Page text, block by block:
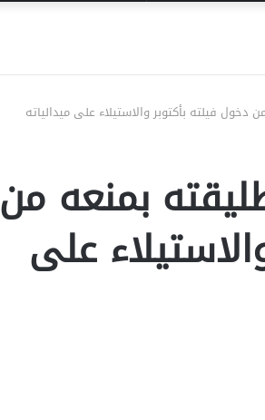
فيلته بأكتوبر والاستيلاء على ميدالياته
بمنعه من
على